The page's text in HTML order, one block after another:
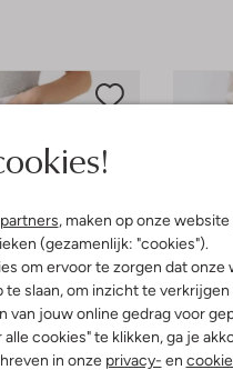
, maken op onze
(gezamenlijk: "cookies").
om ervoor te zorgen dat
slaan, om inzicht te
van jouw online gedrag voor
cookies" te klikken, ga je
in onze privacy- en